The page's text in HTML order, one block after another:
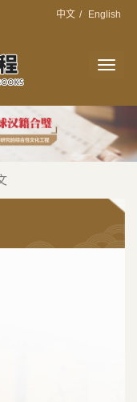
中文 / English
切
导
航